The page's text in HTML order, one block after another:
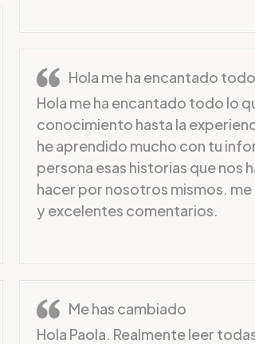
Hola me ha encantado todo
Hola me ha encantado todo lo
conocimiento hasta la
he aprendido mucho con tu
persona esas historias que nos
hacer por nosotros mismos.
y excelentes comentarios.
Me has cambiado
Hola Paola. Realmente leer